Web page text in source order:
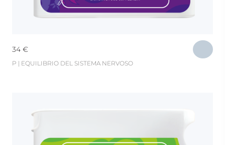
34 €
P | EQUILIBRIO DEL SISTEMA NERVOSO